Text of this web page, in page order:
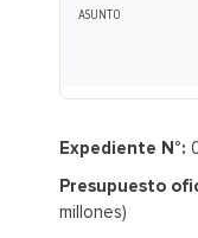
ASUNTO
Expediente N°:
Presupuesto
millones)